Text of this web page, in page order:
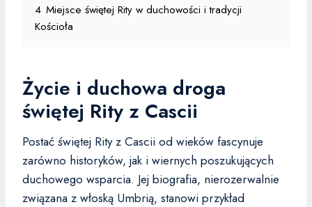
4 Miejsce świętej Rity w duchowości i tradycji
Kościoła
Życie i duchowa droga
świętej Rity z Cascii
Postać świętej Rity z Cascii od wieków fascynuje
zarówno historyków, jak i wiernych poszukujących
duchowego wsparcia. Jej biografia, nierozerwalnie
związana z włoską Umbrią, stanowi przykład